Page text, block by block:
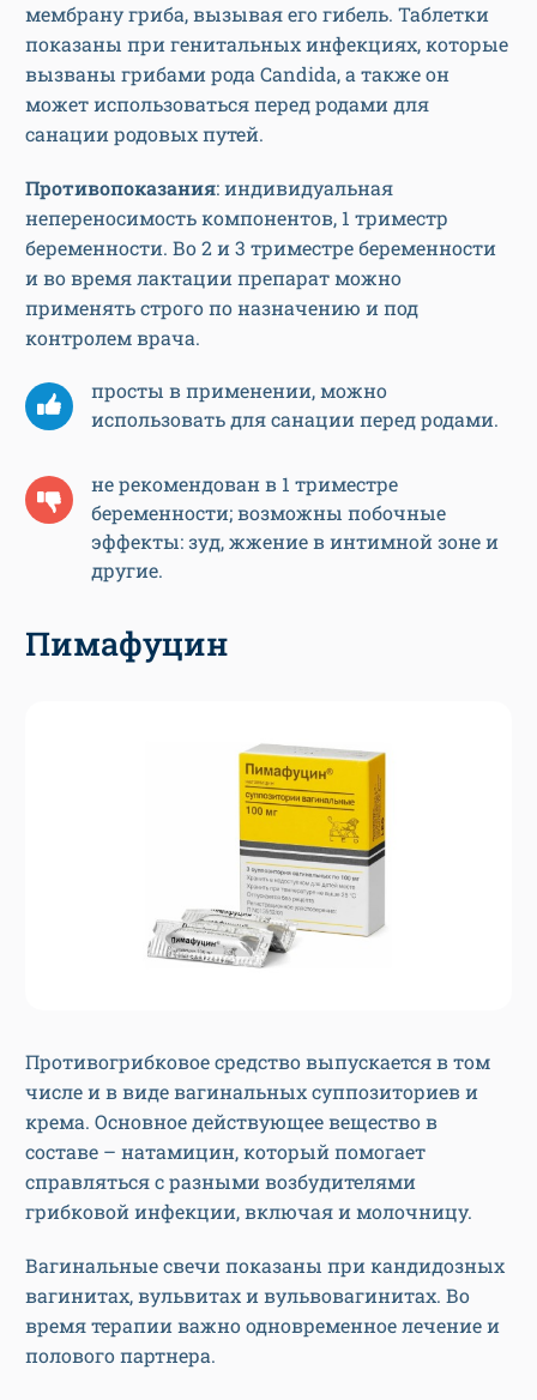
мембрану гриба, вызывая его гибель. Таблетки
показаны при генитальных инфекциях, которые
вызваны грибами рода Candida, а также он
может использоваться перед родами для
санации родовых путей.
Противопоказания: индивидуальная
непереносимость компонентов, 1 триместр
беременности. Во 2 и 3 триместре беременности
и во время лактации препарат можно
применять строго по назначению и под
контролем врача.
просты в применении, можно
использовать для санации перед родами.
не рекомендован в 1 триместре
беременности; возможны побочные
эффекты: зуд, жжение в интимной зоне и
другие.
Пимафуцин
Противогрибковое средство выпускается в том
числе и в виде вагинальных суппозиториев и
крема. Основное действующее вещество в
составе – натамицин, который помогает
справляться с разными возбудителями
грибковой инфекции, включая и молочницу.
Вагинальные свечи показаны при кандидозных
вагинитах, вульвитах и вульвовагинитах. Во
время терапии важно одновременное лечение и
полового партнера.